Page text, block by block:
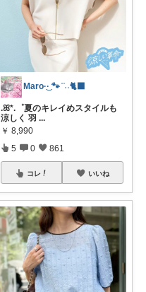
Maro·͜· 🐾 ͗ ͗˒˒🐈‍⬛
.ꕤ*.゜夏のキレイめスタイルも
涼しく 羽 ...
￥ 8,990
5 0 861
コレ いいね